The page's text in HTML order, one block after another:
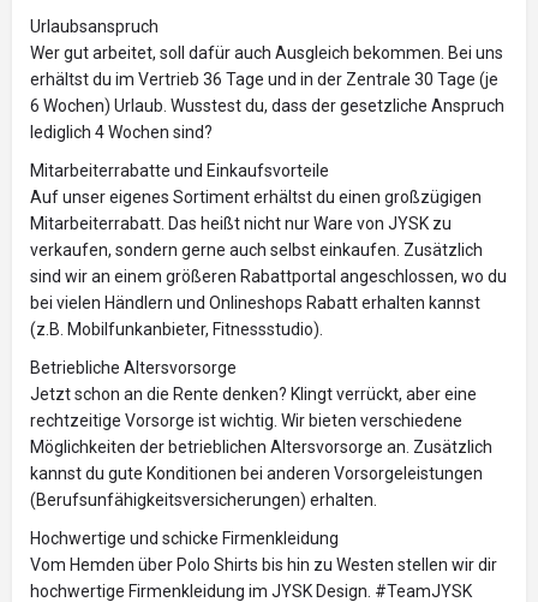
Urlaubsanspruch
Wer gut arbeitet, soll dafür auch Ausgleich bekommen. Bei uns
erhältst du im Vertrieb 36 Tage und in der Zentrale 30 Tage (je
6 Wochen) Urlaub. Wusstest du, dass der gesetzliche Anspruch
lediglich 4 Wochen sind?
Mitarbeiterrabatte und Einkaufsvorteile
Auf unser eigenes Sortiment erhältst du einen großzügigen
Mitarbeiterrabatt. Das heißt nicht nur Ware von JYSK zu
verkaufen, sondern gerne auch selbst einkaufen. Zusätzlich
sind wir an einem größeren Rabattportal angeschlossen, wo du
bei vielen Händlern und Onlineshops Rabatt erhalten kannst
(z.B. Mobilfunkanbieter, Fitnessstudio).
Betriebliche Altersvorsorge
Jetzt schon an die Rente denken? Klingt verrückt, aber eine
rechtzeitige Vorsorge ist wichtig. Wir bieten verschiedene
Möglichkeiten der betrieblichen Altersvorsorge an. Zusätzlich
kannst du gute Konditionen bei anderen Vorsorgeleistungen
(Berufsunfähigkeitsversicherungen) erhalten.
Hochwertige und schicke Firmenkleidung
Vom Hemden über Polo Shirts bis hin zu Westen stellen wir dir
hochwertige Firmenkleidung im JYSK Design. #TeamJYSK